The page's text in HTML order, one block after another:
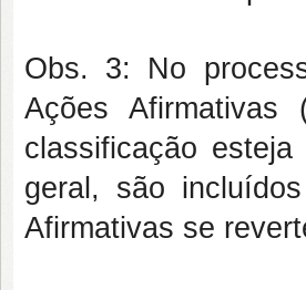
Obs. 3: No
Ações
classificação
geral, são
Afirmativas se